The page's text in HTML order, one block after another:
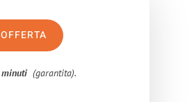
(garantita).